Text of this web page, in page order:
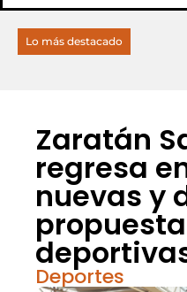
Lo más destacado
Zaratán
regresa
nuevas y
Deportes